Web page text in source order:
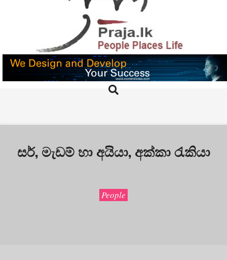
PRAJA.LK
Search
සර්, මැඩම් හා අයියා, අක්කා රැකියා
People